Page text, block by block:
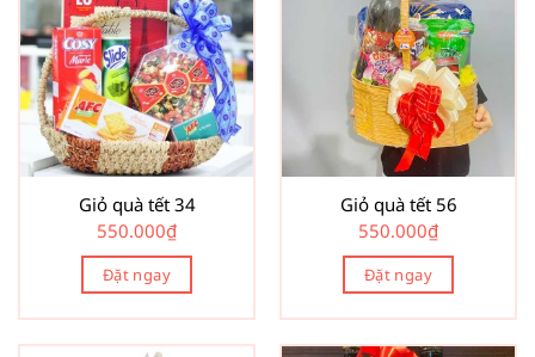
Giỏ quà tết 34
550.000₫
Đặt ngay
Giỏ quà tết 56
550.000₫
Đặt ngay